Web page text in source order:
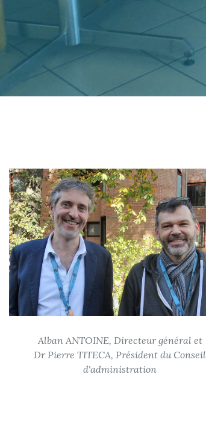
Alban ANTOINE, Directeur général et
Dr Pierre TITECA, Président du Conseil
d'administration